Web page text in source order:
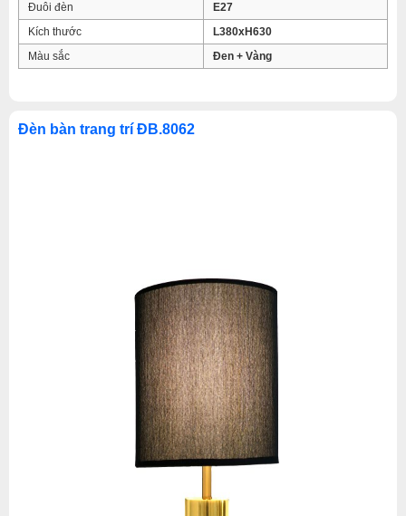
Đuôi đèn
E27
Kích thước
L380xH630
Màu sắc
Đen + Vàng
Đèn bàn trang trí ĐB.8062